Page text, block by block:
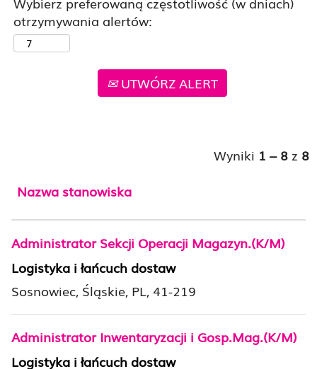
otrzymywania alertów:
UTWÓRZ ALERT
Wyniki 1 – 8 z 8
Nazwa stanowiska
Administrator Sekcji Operacji Magazyn.(K/M)
Logistyka i łańcuch dostaw
Sosnowiec, Śląskie, PL, 41-219
Administrator Inwentaryzacji i Gosp.Mag.(K/M)
Logistyka i łańcuch dostaw